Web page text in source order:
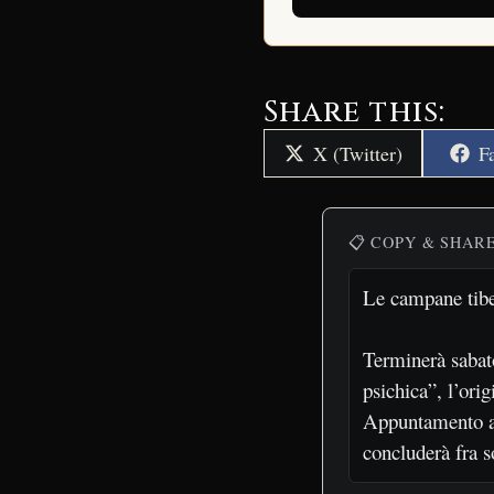
Share this:
Share
on
X (Twitter)
📋 COPY &